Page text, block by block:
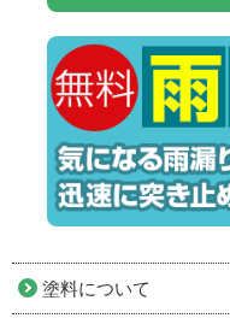
塗料について